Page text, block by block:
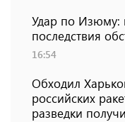
Удар по Изюму:
последствия
16:54
Обходил
российских
разведки